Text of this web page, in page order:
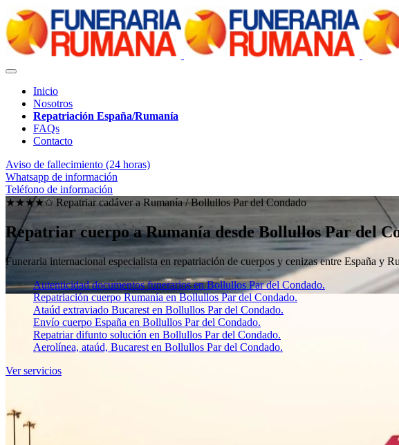
Inicio
Nosotros
Repatriación España/Rumanía
FAQs
Contacto
Aviso de fallecimiento (24 horas)
Whatsapp de información
Teléfono de información
★★★★✩ Repatriar cadáver a Rumanía /Bollullos Par del Condado
Repatriar cuerpo a Rumanía desde Bollullos Par del
Funeraria internacional especialista en repatriación de cuerpos y cenizas entre España y
Autenticidad documentos funerarios en Bollullos Par del Condado.
Repatriación cuerpo Rumanía en Bollullos Par del Condado.
Ataúd extraviado Bucarest en Bollullos Par del Condado.
Envío cuerpo España en Bollullos Par del Condado.
Repatriar difunto solución en Bollullos Par del Condado.
Aerolínea, ataúd, Bucarest en Bollullos Par del Condado.
Ver servicios